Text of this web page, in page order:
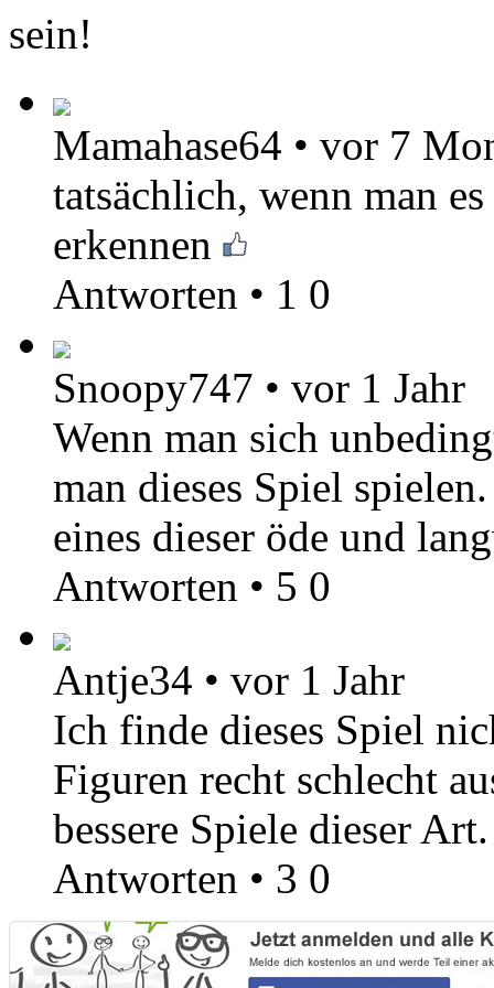
sein!
Mamahase64 • vor 7
tatsächlich, wenn man
erkennen
Antworten • 1 0
Snoopy747 • vor 1 Jahr
Wenn man sich
man dieses Spiel
eines dieser öde und
Antworten • 5 0
Antje34 • vor 1 Jahr
Ich finde dieses Spiel
Figuren recht schlecht
bessere Spiele dieser Art.
Antworten • 3 0